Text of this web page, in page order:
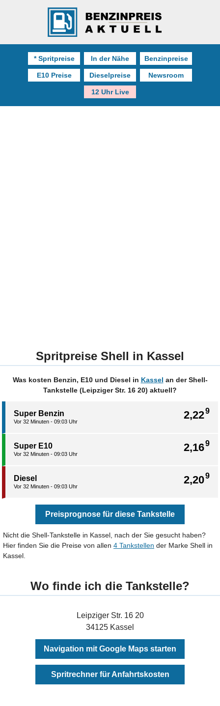
* Spritpreise In der Nähe Benzinpreise
E10 Preise Dieselpreise Newsroom
12 Uhr Live
Spritpreise Shell in Kassel
Was kosten Benzin, E10 und Diesel in Kassel an der Shell-
Tankstelle (Leipziger Str. 16 20) aktuell?
2,229
Super Benzin
Vor 32 Minuten - 09:03 Uhr
2,169
Super E10
Vor 32 Minuten - 09:03 Uhr
2,209
Diesel
Vor 32 Minuten - 09:03 Uhr
Preisprognose für diese Tankstelle
Nicht die Shell-Tankstelle in Kassel, nach der Sie gesucht haben?
Hier finden Sie die Preise von allen 4 Tankstellen der Marke Shell in
Kassel.
Wo finde ich die Tankstelle?
Leipziger Str. 16 20
34125 Kassel
Navigation mit Google Maps starten
Spritrechner für Anfahrtskosten